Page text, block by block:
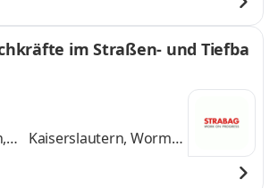
im Straßen- und Tiefba
Kaiserslautern, Worms,